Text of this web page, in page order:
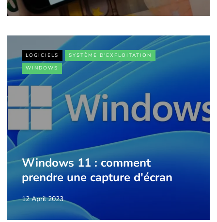
LOGICIELS
SYSTÈME D'EXPLOITATION
WINDOWS
Windows 11 : comment
prendre une capture d'écran
12 April 2023